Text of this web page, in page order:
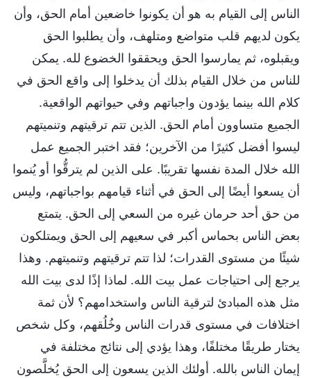
الناس إلى القيام به هو أن يكونوا خاضعين أمام الحق، وأن
يكون لديهم قلب متواضع ومتلهف، وأن يطلبوا الحق
ويقبلوه، ثم يمارسوا الحق ويحققوا الخضوع لله. يمكن
للناس من خلال القيام بذلك أن يدخلوا إلى واقع الحق في
كلام الله بينما يؤدون واجباتهم وفي حيواتهم الواقعية.
الجميع متساوون أمام الحق. الذين تتم ترقيتهم وتنميتهم
ليسوا أفضل كثيرًا من الآخرين؛ فقد اختبر الجميع عمل
الله خلال المدة نفسها تقريبًا. على الذين لم يترقُّوا أو يُنموا
أن يسعوا أيضًا إلى الحق في أثناء قيامهم بواجباتهم، وليس
من حق أحد حرمان غيره من السعي إلى الحق. يتمتع
بعض الناس بحماس أكبر في سعيهم إلى الحق ويمتلكون
شيئًا من مستوى القدرات؛ لذا تتم ترقيتهم وتنميتهم. وهذا
يرجع إلى احتياجات عمل بيت الله. لماذا إذًا لدى بيت الله
مثل هذه المبادئ لترقية الناس واستخدامهم؟ لأن ثمة
اختلافات في مستوى قدرات الناس وخُلُقهم، وكل شخص
يختار طريقًا مختلفًا، وهذا يؤدي إلى نتائج مختلفة في
إيمان الناس بالله. أولئك الذين يسعون إلى الحق يُخلَّصون